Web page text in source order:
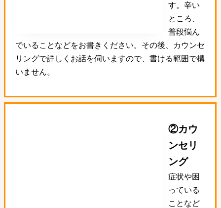
す。辛い
ところ、
普段悩ん
でいることなどをお書きください。その後、カウンセ
リングで詳しくお話を伺いますので、書ける範囲で構
いません。
②カウ
ンセリ
ング
症状や困
っている
ことなど